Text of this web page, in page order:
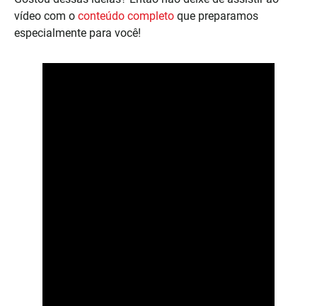
vídeo com o conteúdo completo que preparamos
especialmente para você!